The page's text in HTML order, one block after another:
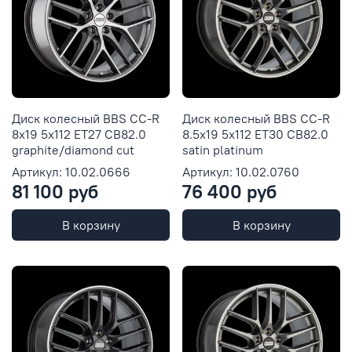
Диск колесный BBS CC-R
8x19 5x112 ET27 CB82.0
graphite/diamond cut
Артикул: 10.02.0666
81 100 руб
В корзину
Диск колесный BBS CC-R
8.5x19 5x112 ET30 CB82.0
satin platinum
Артикул: 10.02.0760
76 400 руб
В корзину